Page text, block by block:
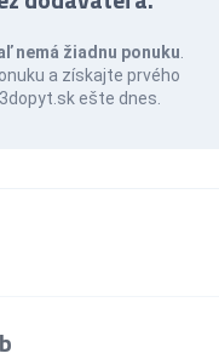
nemá žiadnu ponuku
a získajte prvého
ešte dnes.